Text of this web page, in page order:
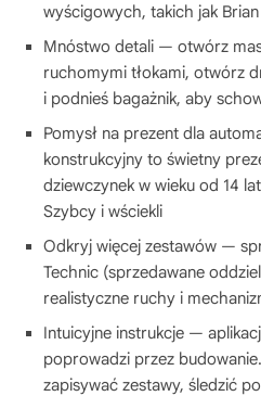
wyścigowych, takich jak Brian
Mnóstwo detali — otwórz
ruchomymi tłokami, otwórz
i podnieś bagażnik, aby
Pomysł na prezent dla
konstrukcyjny to świetny
dziewczynek w wieku od 14
Szybcy i wściekli
Odkryj więcej zestawów —
Technic (sprzedawane
realistyczne ruchy i
Intuicyjne instrukcje —
poprowadzi przez
zapisywać zestawy, śledzić